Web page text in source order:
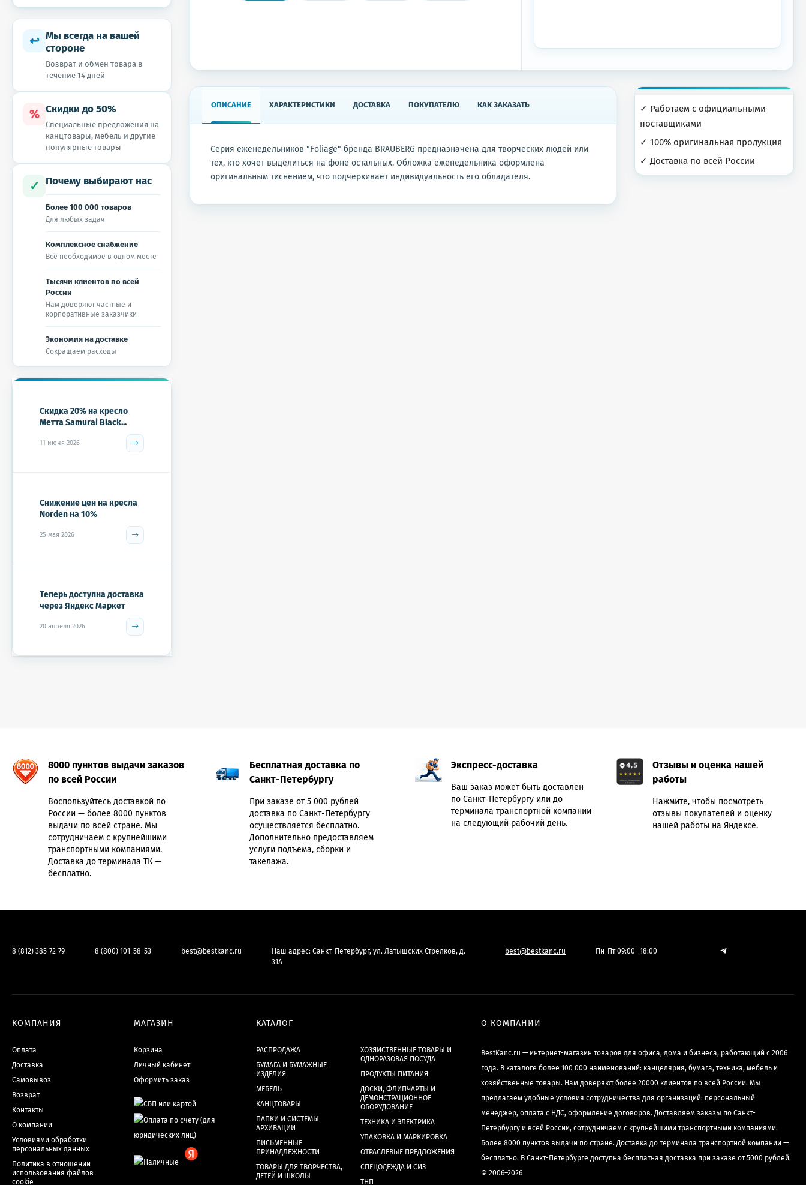
ОПИСАНИЕ ХАРАКТЕРИСТИКИ ДОСТАВКА ПОКУПАТЕЛЮ КАК ЗАКАЗАТЬ
Серия еженедельников "Foliage" бренда BRAUBERG предназначена для творческих людей или
тех, кто хочет выделиться на фоне остальных. Обложка еженедельника оформлена
оригинальным тиснением, что подчеркивает индивидуальность его обладателя.
✓ Работаем с официальными
поставщиками
✓ 100% оригинальная продукция
✓ Доставка по всей России
↩ Мы всегда на вашей
стороне
Возврат и обмен товара в
течение 14 дней
% Скидки до 50%
Специальные предложения на
канцтовары, мебель и другие
популярные товары
✓ Почему выбирают нас
Более 100 000 товаров
Для любых задач
Комплексное снабжение
Всё необходимое в одном месте
Тысячи клиентов по всей
России
Нам доверяют частные и
корпоративные заказчики
Экономия на доставке
Сокращаем расходы
Скидка 20% на кресло
Метта Samurai Black...
11 июня 2026
Снижение цен на кресла
Norden на 10%
25 мая 2026
Теперь доступна доставка
через Яндекс Маркет
20 апреля 2026
8000 пунктов выдачи заказов
по всей России
Воспользуйтесь доставкой по
России — более 8000 пунктов
выдачи по всей стране. Мы
сотрудничаем с крупнейшими
транспортными компаниями.
Доставка до терминала ТК —
бесплатно.
Бесплатная доставка по
Санкт-Петербургу
При заказе от 5 000 рублей
доставка по Санкт-Петербургу
осуществляется бесплатно.
Дополнительно предоставляем
услуги подъёма, сборки и
такелажа.
Экспресс-доставка
Ваш заказ может быть доставлен
по Санкт-Петербургу или до
терминала транспортной компании
на следующий рабочий день.
Отзывы и оценка нашей
работы
Нажмите, чтобы посмотреть
отзывы покупателей и оценку
нашей работы на Яндексе.
8 (812) 385-72-79 8 (800) 101-58-53 best@bestkanc.ru
Наш адрес: Санкт-Петербург, ул. Латышских Стрелков, д.
31А
best@bestkanc.ru Пн-Пт 09:00—18:00
КОМПАНИЯ
Оплата
Доставка
Самовывоз
Возврат
Контакты
О компании
Условиями обработки
персональных данных
Политика в отношении
использования файлов
cookie
МАГАЗИН
Корзина
Личный кабинет
Оформить заказ
КАТАЛОГ
РАСПРОДАЖА
БУМАГА И БУМАЖНЫЕ
ИЗДЕЛИЯ
МЕБЕЛЬ
КАНЦТОВАРЫ
ПАПКИ И СИСТЕМЫ
АРХИВАЦИИ
ПИСЬМЕННЫЕ
ПРИНАДЛЕЖНОСТИ
ТОВАРЫ ДЛЯ ТВОРЧЕСТВА,
ДЕТЕЙ И ШКОЛЫ
ХОЗЯЙСТВЕННЫЕ ТОВАРЫ И
ОДНОРАЗОВАЯ ПОСУДА
ПРОДУКТЫ ПИТАНИЯ
ДОСКИ, ФЛИПЧАРТЫ И
ДЕМОНСТРАЦИОННОЕ
ОБОРУДОВАНИЕ
ТЕХНИКА И ЭЛЕКТРИКА
УПАКОВКА И МАРКИРОВКА
ОТРАСЛЕВЫЕ ПРЕДЛОЖЕНИЯ
СПЕЦОДЕЖДА И СИЗ
ТНП
О КОМПАНИИ
BestKanc.ru — интернет-магазин товаров для офиса, дома и бизнеса, работающий с 2006
года. В каталоге более 100 000 наименований: канцелярия, бумага, техника, мебель и
хозяйственные товары. Нам доверяют более 20000 клиентов по всей России. Мы
предлагаем удобные условия сотрудничества для организаций: персональный
менеджер, оплата с НДС, оформление договоров. Доставляем заказы по Санкт-
Петербургу и всей России, сотрудничаем с крупнейшими транспортными компаниями.
Более 8000 пунктов выдачи по стране. Доставка до терминала транспортной компании —
бесплатно. В Санкт-Петербурге доступна бесплатная доставка при заказе от 5000 рублей.
© 2006–2026